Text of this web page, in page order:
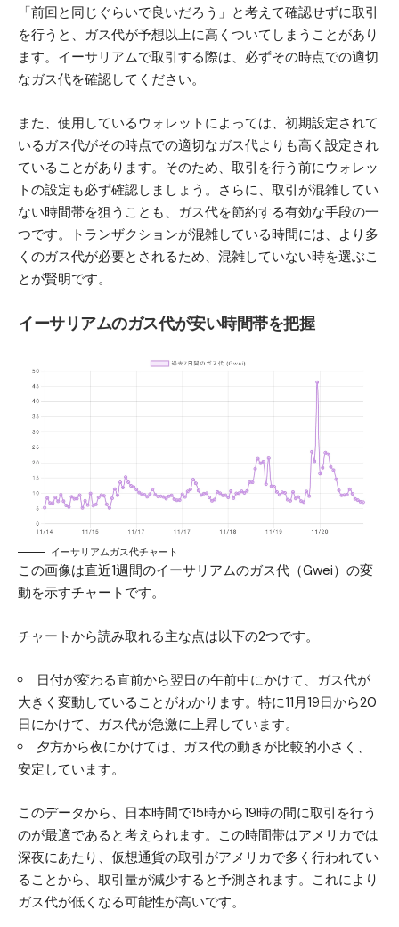
「前回と同じぐらいで良いだろう」と考えて確認せずに取引
を行うと、ガス代が予想以上に高くついてしまうことがあり
ます。イーサリアムで取引する際は、必ずその時点での適切
なガス代を確認してください。
また、使用しているウォレットによっては、初期設定されて
いるガス代がその時点での適切なガス代よりも高く設定され
ていることがあります。そのため、取引を行う前にウォレッ
トの設定も必ず確認しましょう。さらに、取引が混雑してい
ない時間帯を狙うことも、ガス代を節約する有効な手段の一
つです。トランザクションが混雑している時間には、より多
くのガス代が必要とされるため、混雑していない時を選ぶこ
とが賢明です。
イーサリアムのガス代が安い時間帯を把握
イーサリアムガス代チャート
この画像は直近1週間のイーサリアムのガス代（Gwei）の変
動を示すチャートです。
チャートから読み取れる主な点は以下の2つです。
日付が変わる直前から翌日の午前中にかけて、ガス代が
大きく変動していることがわかります。特に11月19日から20
日にかけて、ガス代が急激に上昇しています。
夕方から夜にかけては、ガス代の動きが比較的小さく、
安定しています。
このデータから、日本時間で15時から19時の間に取引を行う
のが最適であると考えられます。この時間帯はアメリカでは
深夜にあたり、仮想通貨の取引がアメリカで多く行われてい
ることから、取引量が減少すると予測されます。これにより
ガス代が低くなる可能性が高いです。